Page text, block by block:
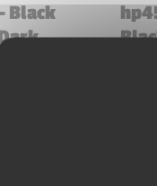
Black